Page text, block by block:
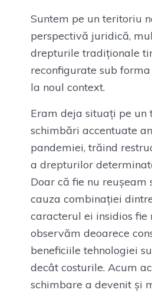
Suntem pe un teritoriu
perspectivă juridică,
drepturile tradiționale
reconfigurate sub
la noul context.
Eram deja situați pe un
schimbări accentuate
pandemiei, trăind
a drepturilor
Doar că fie nu reușeam
cauza combinației
caracterul ei insidios fie
observăm deoarece
beneficiile tehnologiei
decât costurile. Acum
schimbare a devenit și